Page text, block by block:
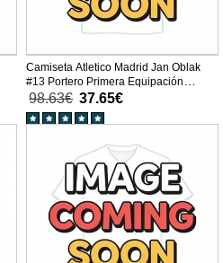
Camiseta Atletico Madrid Jan Oblak
#13 Portero Primera Equipación
Replica 2025-26 para niños mangas
largas (+ Pantalones cortos)
98.63€ 37.65€